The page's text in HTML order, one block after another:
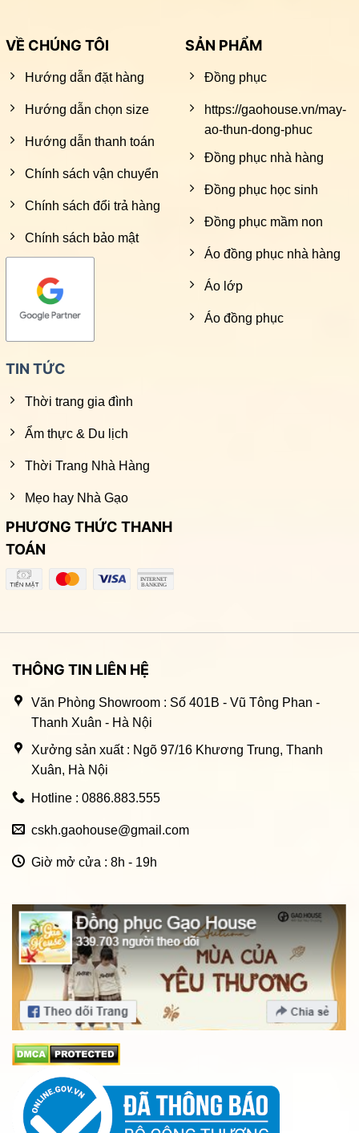
VỀ CHÚNG TÔI
Hướng dẫn đặt hàng
Hướng dẫn chọn size
Hướng dẫn thanh toán
Chính sách vận chuyển
Chính sách đổi trả hàng
Chính sách bảo mật
SẢN PHẨM
Đồng phục
https://gaohouse.vn/may-
ao-thun-dong-phuc
Đồng phục nhà hàng
Đồng phục học sinh
Đồng phục mầm non
Áo đồng phục nhà hàng
Áo lớp
Áo đồng phục
TIN TỨC
Thời trang gia đình
Ẩm thực & Du lịch
Thời Trang Nhà Hàng
Mẹo hay Nhà Gạo
PHƯƠNG THỨC THANH
TOÁN
THÔNG TIN LIÊN HỆ
Văn Phòng Showroom : Số 401B - Vũ Tông Phan -
Thanh Xuân - Hà Nội
Xưởng sản xuất : Ngõ 97/16 Khương Trung, Thanh
Xuân, Hà Nội
Hotline : 0886.883.555
cskh.gaohouse@gmail.com
Giờ mở cửa : 8h - 19h